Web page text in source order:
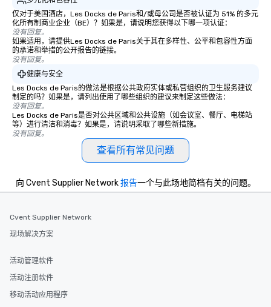
仅对于美国酒店，Les Docks de Paris和/或母公司是否被认证为 51% 的多元
化所有制商业企业（BE）？如果是，请说明您获得以下哪一项认证：
没有回复。
如果适用，请提供Les Docks de Paris关于其在多样性、公平和包容性方面
的承诺和举措的公开报告的链接。
没有回复。
健康与安全
Les Docks de Paris的做法是根据公共政府实体或私营组织的卫生服务建议
制定的吗？如果是，请列出使用了哪些组织的建议来制定这些做法：
没有回复。
Les Docks de Paris是否对公共区域和公共设施（如会议室、餐厅、电梯站
等）进行清洁和消毒？如果是，请说明采取了哪些新措施。
没有回复。
查看所有常见问题
向 Cvent Supplier Network报告一个与此场地简档有关的问题。
Cvent Supplier Network
现场解决方案
活动管理软件
活动注册软件
移动活动应用程序